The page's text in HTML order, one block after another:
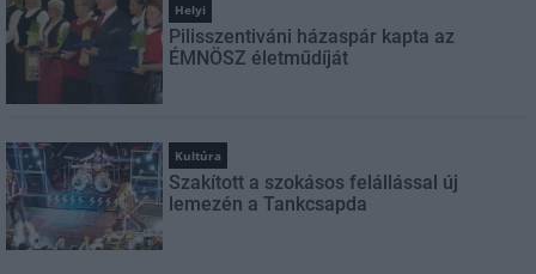
Helyi
Pilisszentiváni házaspár kapta az
ÉMNÖSZ életműdíját
Kultúra
Szakított a szokásos felállással új
lemezén a Tankcsapda